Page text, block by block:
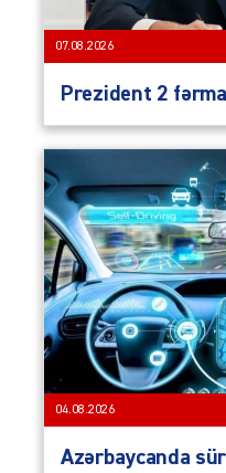
07.08.2026
Prezident 2
04.08.2026
Azərbaycanda